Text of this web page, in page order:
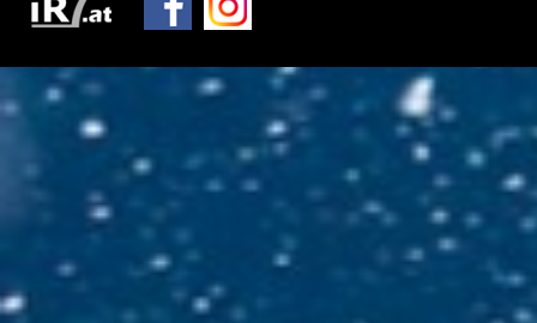
Motorsportclubs
Partner
Sponsoren / Aussteller
Rückblick
Live-Resultate
ORM APP
Gemeinden
Zimmernachweis